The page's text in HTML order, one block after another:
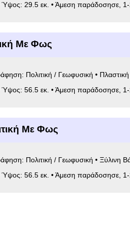
Ύψος: 29.5 εκ. • Άμεση παράδοσησε, 1-
Με Φως
Πολιτική / Γεωφυσική •
Ύψος: 56.5 εκ. • Άμεση παράδοσησε, 1-
Με Φως
Πολιτική / Γεωφυσική • Ξύλινη
Ύψος: 56.5 εκ. • Άμεση παράδοσησε, 1-